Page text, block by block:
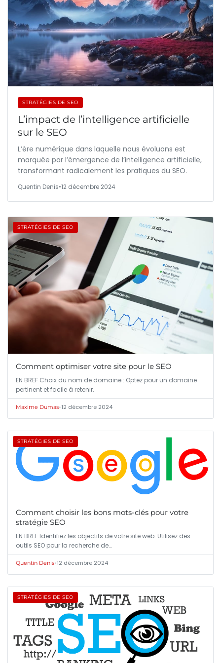
STRATÉGIES DE SEO
L’impact de l’intelligence artificielle
sur le SEO
L’ère numérique dans laquelle nous évoluons est
marquée par l’émergence de l’intelligence artificielle,
transformant radicalement les pratiques du SEO.
Quentin Denis•12 décembre 2024
STRATÉGIES DE SEO
Comment optimiser votre site pour le SEO
EN BREF Choix du nom de domaine : Optez pour un domaine
pertinent et facile à retenir.
Maxime Dumas•12 décembre 2024
STRATÉGIES DE SEO
Comment choisir les bons mots-clés pour votre
stratégie SEO
EN BREF Identifiez les objectifs de votre site web. Utilisez des
outils SEO pour la recherche de…
Quentin Denis•12 décembre 2024
STRATÉGIES DE SEO